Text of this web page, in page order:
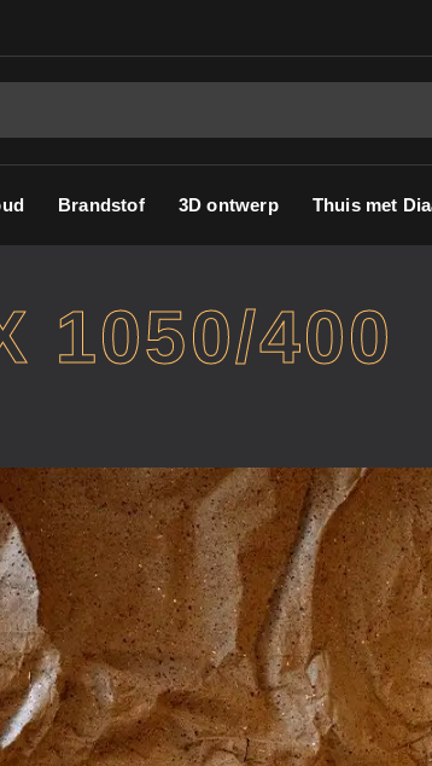
Brandstof 3D ontwerp Thuis met
1050/400